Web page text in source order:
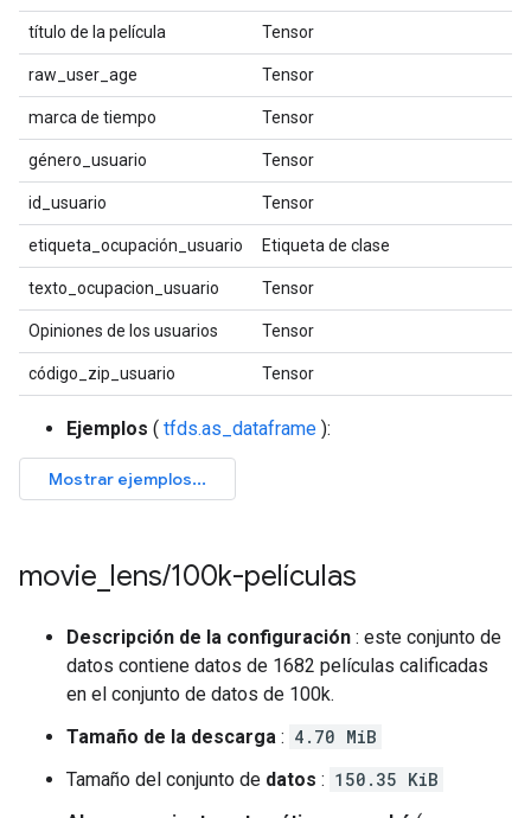
título de la película Tensor
raw_user_age Tensor
marca de tiempo Tensor
género_usuario Tensor
id_usuario Tensor
etiqueta_ocupación_usuario Etiqueta de clase
texto_ocupacion_usuario Tensor
Opiniones de los usuarios Tensor
código_zip_usuario Tensor
Ejemplos ( tfds.as_dataframe ):
movie lens/100k-películas
Descripción de la configuración : este conjunto de
datos contiene datos de 1682 películas calificadas
en el conjunto de datos de 100k.
Tamaño de la descarga : 4.70 MiB
Tamaño del conjunto de datos : 150.35 KiB